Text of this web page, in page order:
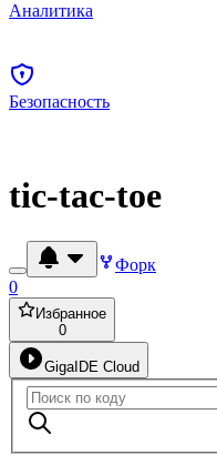
Аналитика
Безопасность
tic-tac-toe
Форк
0
Избранное
0
GigaIDE Cloud